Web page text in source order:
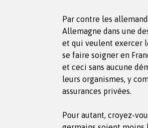
Par contre les
Allemagne dans une
et qui veulent exercer
se faire soigner en
et ceci sans aucune
leurs organismes, y
assurances privées.
Pour autant, croyez-